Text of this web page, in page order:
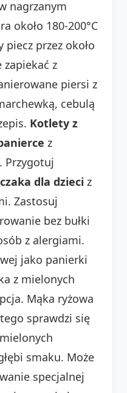
nagrzanym
około 180-200°C
przez około
zapiekać z
piersi z
cebulą
Kotlety z
z
Przygotuj
dla dzieci z
Zastosuj
bez bułki
z alergiami.
jako panierki
z mielonych
Mąka ryżowa
sprawdzi się
smaku. Może
specjalnej